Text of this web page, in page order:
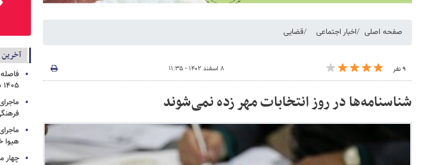
صفحه اصلی اخبار اجتماعی قضایی
۹ نفر ۸ اسفند ۱۴۰۲ - ۱۱:۳۵
شناسنامه‌ها در روز انتخابات مهر زده نمی‌شوند
آخرین
۱۴۰۵ به نابرابری آموزشی
هیوا
چهار